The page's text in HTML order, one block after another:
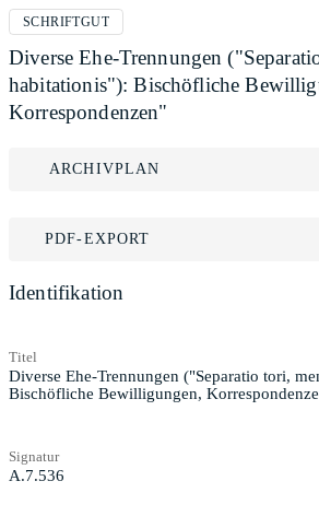
SCHRIFTGUT
Diverse Ehe-Trennungen
habitationis"): Bischöfliche
Korrespondenzen"
ARCHIVPLAN
PDF-EXPORT
Identifikation
Titel
Diverse Ehe-Trennungen ("Separatio tori,
Bischöfliche Bewilligungen,
Signatur
A.7.536